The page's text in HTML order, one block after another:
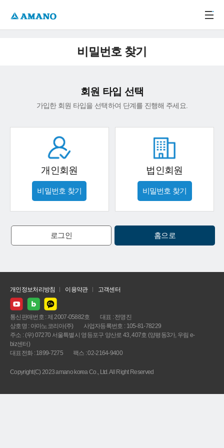
비밀번호 찾기
회원 타입 선택
가입한 회원 타입을 선택하여 단계를 진행해 주세요.
개인회원
비밀번호 찾기
법인회원
비밀번호 찾기
로그인 홈으로
개인정보처리방침 이용약관 고객센터
통신판매번호 : 제 2007-05882호
대표 : 전명진
상호명 : 아마노코리아(주)
사업자등록번호 : 105-81-78229
주소 : (우) 07270 서울특별시 영등포구 양산로 43, 407호 (양평동3가, 우림 e-
biz센터)
대표전화 : 1899-7275
팩스 : 02-2164-9400
Copyright(C) 2023 amano korea Co., Ltd. All Right Reserved